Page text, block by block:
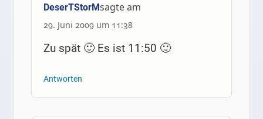
DeserTStorMsagte am
29. Juni 2009 um 11:38
Zu spät 🙂 Es ist 11:50 🙂
Antworten